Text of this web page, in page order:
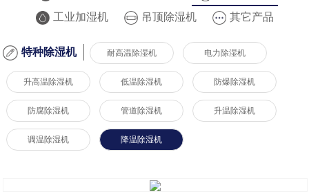
工业加湿机
吊顶除湿机 其它产品
特种除湿机 耐高温除湿机 电力除湿机
升高温除湿机 低温除湿机 防爆除湿机
防腐除湿机 管道除湿机 升温除湿机
调温除湿机 降温除湿机